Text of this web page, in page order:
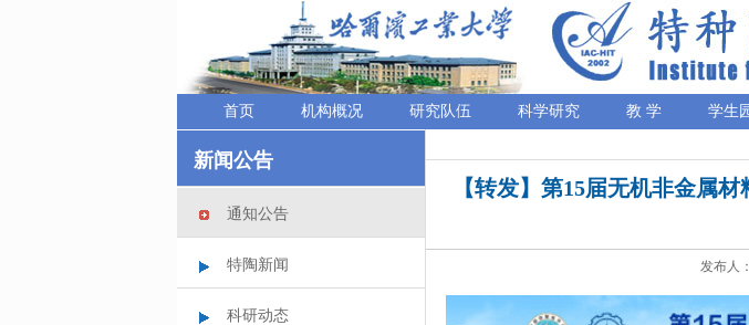
首页 机构概况 研究队伍 科学研究 教 学 学生
新闻公告
通知公告
特陶新闻
科研动态
【转发】第15届无机非金属
发布人